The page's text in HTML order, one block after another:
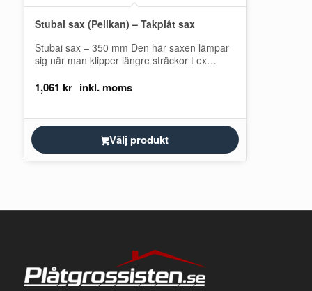
Stubai sax (Pelikan) – Takplåt sax
Stubai sax – 350 mm Den här saxen lämpar
sig när man klipper längre sträckor t ex
1,061 kr
Välj produkt